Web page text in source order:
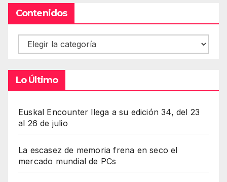
Contenidos
Contenidos
Lo Último
Euskal Encounter llega a su edición 34, del 23
al 26 de julio
La escasez de memoria frena en seco el
mercado mundial de PCs